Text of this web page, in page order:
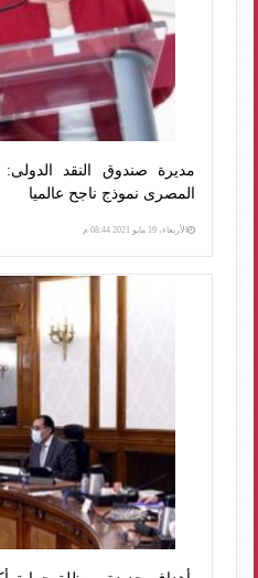
مديرة صندوق النقد الدولى:
المصرى نموذج ناجح عالميا
الأربعاء، 19 مايو 2021 08:44 م